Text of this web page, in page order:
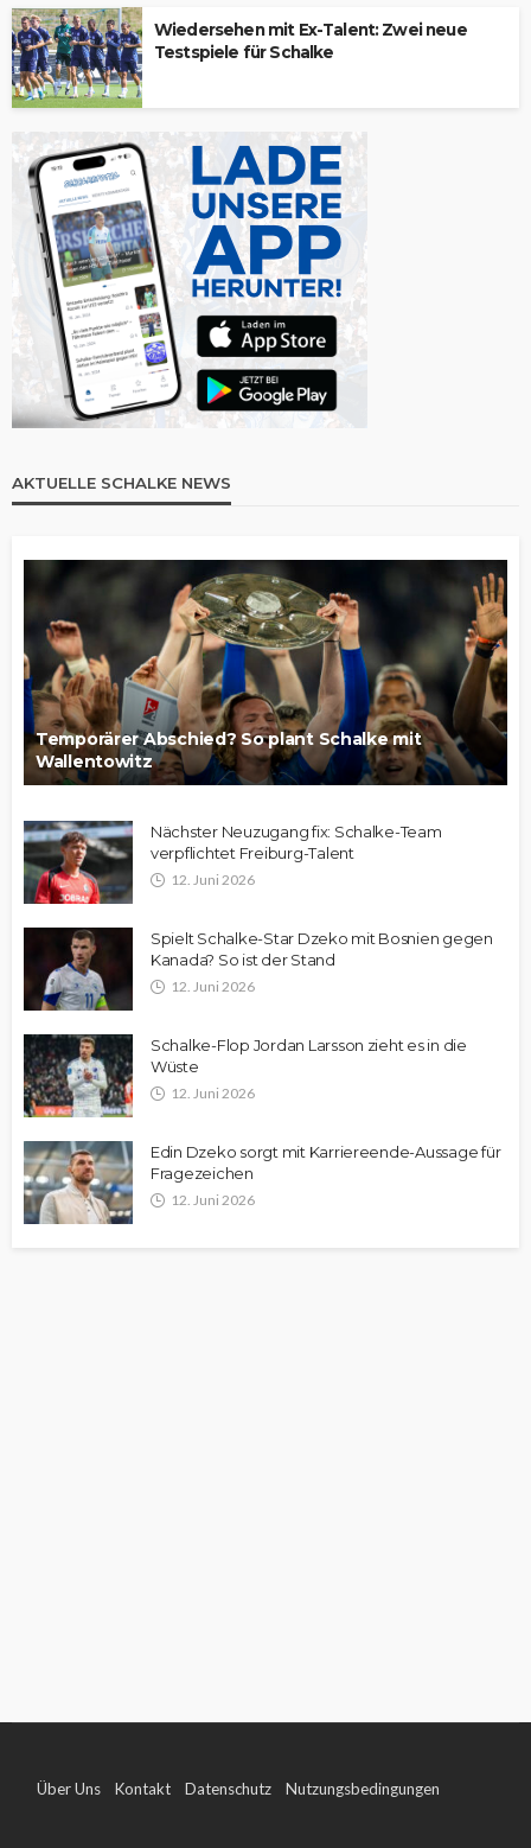
Wiedersehen mit Ex-Talent: Zwei neue
Testspiele für Schalke
AKTUELLE SCHALKE NEWS
Temporärer Abschied? So plant Schalke mit
Wallentowitz
Nächster Neuzugang fix: Schalke-Team
verpflichtet Freiburg-Talent
12. Juni 2026
Spielt Schalke-Star Dzeko mit Bosnien gegen
Kanada? So ist der Stand
12. Juni 2026
Schalke-Flop Jordan Larsson zieht es in die
Wüste
12. Juni 2026
Edin Dzeko sorgt mit Karriereende-Aussage für
Fragezeichen
12. Juni 2026
Über Uns Kontakt Datenschutz Nutzungsbedingungen